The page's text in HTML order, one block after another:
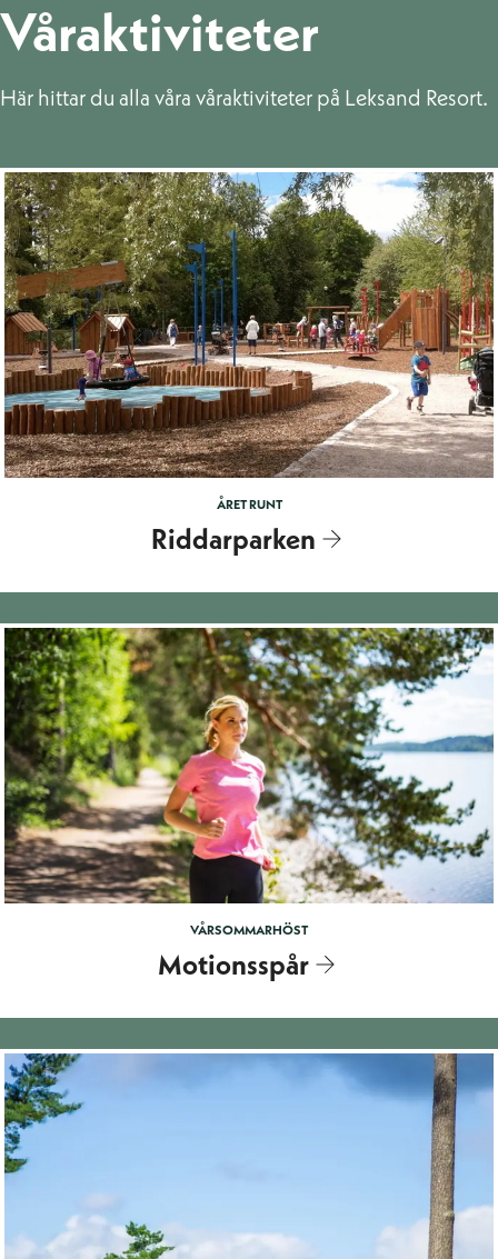
Våraktiviteter
Här hittar du alla våra våraktiviteter på Leksand Resort.
ÅRET RUNT
Riddarparken
VÅRSOMMARHÖST
Motionsspår